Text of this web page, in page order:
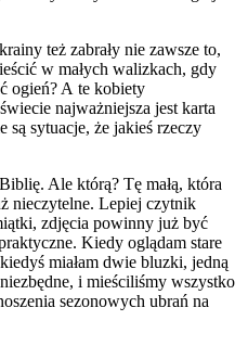
też zabrały nie zawsze to,
w małych walizkach, gdy
ogień? A te kobiety
najważniejsza jest karta
są sytuacje, że jakieś rzeczy
Ale którą? Tę małą, która
nieczytelne. Lepiej czytnik
zdjęcia powinny już być
Kiedy oglądam stare
miałam dwie bluzki, jedną
i mieściliśmy wszystko
sezonowych ubrań na